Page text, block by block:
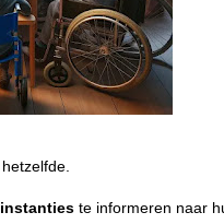
te informeren naar